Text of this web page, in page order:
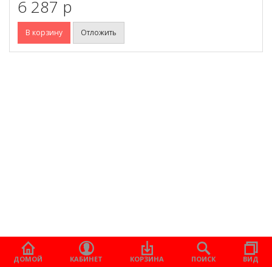
6 287 p
В корзину Отложить
ДОМОЙ КАБИНЕТ КОРЗИНА ПОИСК ВИД